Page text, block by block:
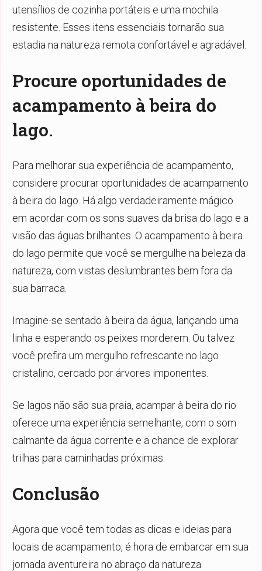
utensílios de cozinha portáteis e uma mochila
resistente. Esses itens essenciais tornarão sua
estadia na natureza remota confortável e agradável.
Procure oportunidades de
acampamento à beira do
lago.
Para melhorar sua experiência de acampamento,
considere procurar oportunidades de acampamento
à beira do lago. Há algo verdadeiramente mágico
em acordar com os sons suaves da brisa do lago e a
visão das águas brilhantes. O acampamento à beira
do lago permite que você se mergulhe na beleza da
natureza, com vistas deslumbrantes bem fora da
sua barraca.
Imagine-se sentado à beira da água, lançando uma
linha e esperando os peixes morderem. Ou talvez
você prefira um mergulho refrescante no lago
cristalino, cercado por árvores imponentes.
Se lagos não são sua praia, acampar à beira do rio
oferece uma experiência semelhante, com o som
calmante da água corrente e a chance de explorar
trilhas para caminhadas próximas.
Conclusão
Agora que você tem todas as dicas e ideias para
locais de acampamento, é hora de embarcar em sua
jornada aventureira no abraço da natureza.